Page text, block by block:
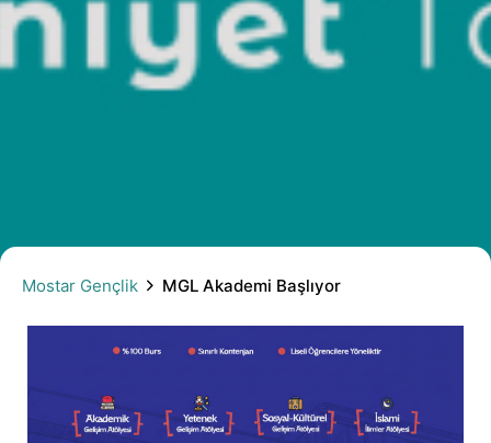
Mostar Gençlik MGL Akademi Başlıyor